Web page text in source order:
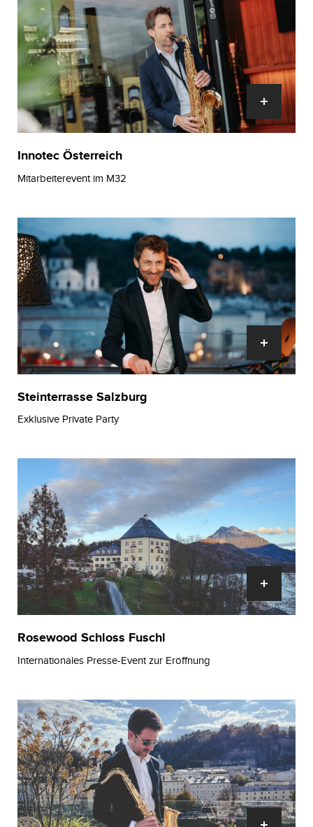
Innotec Österreich
Mitarbeiterevent im M32
Steinterrasse Salzburg
Exklusive Private Party
Rosewood Schloss Fuschl
Internationales Presse-Event zur Eröffnung